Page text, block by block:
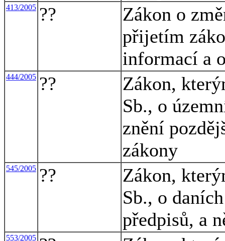
413/2005 ??
Zákon o
přijetím
informací a
444/2005 ??
Zákon,
Sb., o
znění
zákony
545/2005 ??
Zákon,
Sb., o
předpisů, a
553/2005